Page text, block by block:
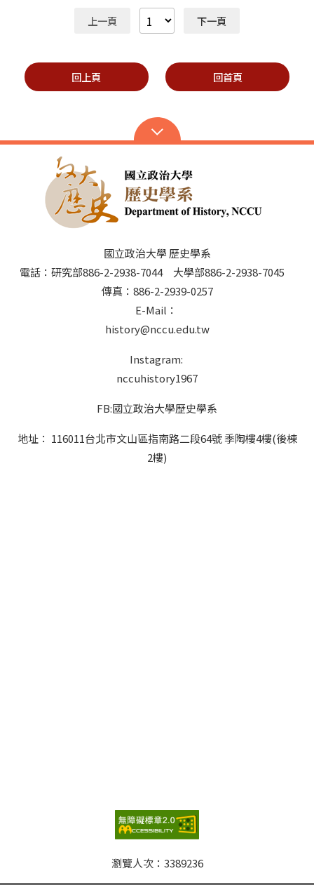
上一頁 下一頁
回上頁 回首頁
國立政治大學 歷史學系
電話：研究部886-2-2938-7044 大學部886-2-2938-7045
傳真：886-2-2939-0257
E-Mail：
history@nccu.edu.tw
Instagram:
nccuhistory1967
FB:國立政治大學歷史學系
地址： 116011台北市文山區指南路二段64號 季陶樓4樓(後棟
2樓)
瀏覽人次： 3389236